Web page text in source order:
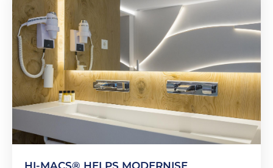
HI-MACS® HELPS MODERNISE